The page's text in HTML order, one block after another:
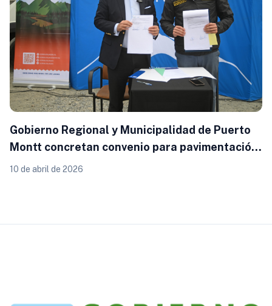
Gobierno Regional y Municipalidad de Puerto
Montt concretan convenio para pavimentación
de calles Génesis e Inmaculada
10 de abril de 2026